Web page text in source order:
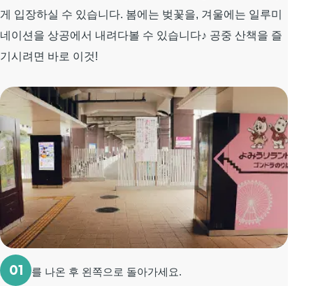
게 입장하실 수 있습니다. 봄에는 벚꽃을, 겨울에는 일루미
네이션을 상공에서 내려다볼 수 있습니다♪ 공중 산책을 즐
기시려면 바로 이것!
01
개찰구를 나온 후 왼쪽으로 돌아가세요.